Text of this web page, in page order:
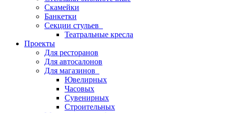
Скамейки
Банкетки
Секции стульев
Театральные кресла
Проекты
Для ресторанов
Для автосалонов
Для магазинов
Ювелирных
Часовых
Сувенирных
Строительных